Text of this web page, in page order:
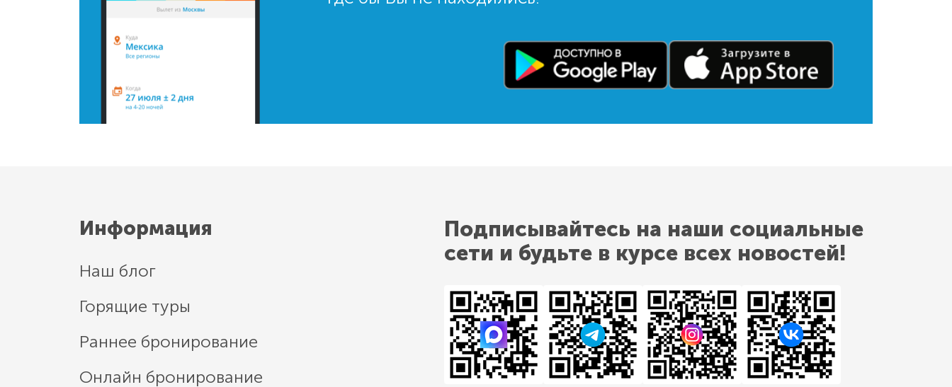
Информация
Наш блог
Горящие туры
Раннее бронирование
Онлайн бронирование
Подписывайтесь на наши социальные
сети и будьте в курсе всех новостей!